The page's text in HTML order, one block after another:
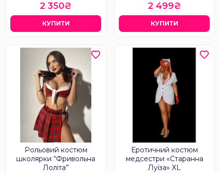
2 350₴
КУПИТИ
2 499₴
КУПИТИ
Рольовий костюм
школярки “Фривольна
Лоліта”
Еротичний костюм
медсестри «Старанна
Луїза» XL